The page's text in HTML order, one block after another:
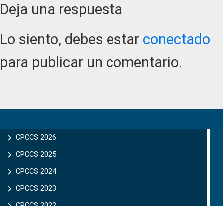
Reader
Interactions
Deja una respuesta
Lo siento, debes estar conectado
para publicar un comentario.
Sidebar
CPCCS 2026
CPCCS 2025
CPCCS 2024
CPCCS 2023